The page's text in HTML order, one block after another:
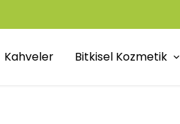
Kahveler Bitkisel Kozmetik